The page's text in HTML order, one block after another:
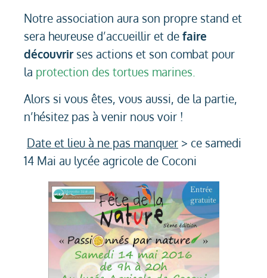
Notre association aura son propre stand et
sera heureuse d’accueillir et de faire
découvrirses actions et son combat pour
la protection des tortues marines.
Alors si vous êtes, vous aussi, de la partie,
n’hésitez pas à venir nous voir !
Date et lieu à ne pas manquer > ce samedi
14 Mai au lycée agricole de Coconi